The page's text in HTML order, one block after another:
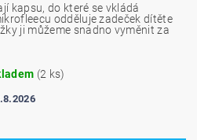
kapsu, do které se vkládá
odděluje zadeček dítěte
ji můžeme snadno vyměnit za
(2 ks)